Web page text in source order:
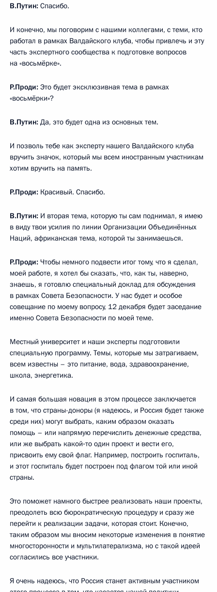
В.Путин: Спасибо.
И конечно, мы поговорим с нашими коллегами, с теми, кто
работал в рамках Валдайского клуба, чтобы привлечь и эту
часть экспертного сообщества к подготовке вопросов
на «восьмёрке».
Р.Проди: Это будет эксклюзивная тема в рамках
«восьмёрки»?
В.Путин: Да, это будет одна из основных тем.
И позволь тебе как эксперту нашего Валдайского клуба
вручить значок, который мы всем иностранным участникам
хотим вручить на память.
Р.Проди: Красивый. Спасибо.
В.Путин: И вторая тема, которую ты сам поднимал, я имею
в виду твои усилия по линии Организации Объединённых
Наций, африканская тема, которой ты занимаешься.
Р.Проди: Чтобы немного подвести итог тому, что я сделал,
моей работе, я хотел бы сказать, что, как ты, наверно,
знаешь, я готовлю специальный доклад для обсуждения
в рамках Совета Безопасности. У нас будет и особое
совещание по моему вопросу, 12 декабря будет заседание
именно Совета Безопасности по моей теме.
Местный университет и наши эксперты подготовили
специальную программу. Темы, которые мы затрагиваем,
всем известны – это питание, вода, здравоохранение,
школа, энергетика.
И самая большая новация в этом процессе заключается
в том, что страны-доноры (я надеюсь, и Россия будет также
среди них) могут выбрать, каким образом оказать
помощь – или напрямую перечислить денежные средства,
или же выбрать какой‑то один проект и вести его,
присвоить ему свой флаг. Например, построить госпиталь,
и этот госпиталь будет построен под флагом той или иной
страны.
Это поможет намного быстрее реализовать наши проекты,
преодолеть всю бюрократическую процедуру и сразу же
перейти к реализации задачи, которая стоит. Конечно,
таким образом мы вносим некоторые изменения в понятие
многосторонности и мультилатерализма, но с такой идеей
согласились все участники.
Я очень надеюсь, что Россия станет активным участником